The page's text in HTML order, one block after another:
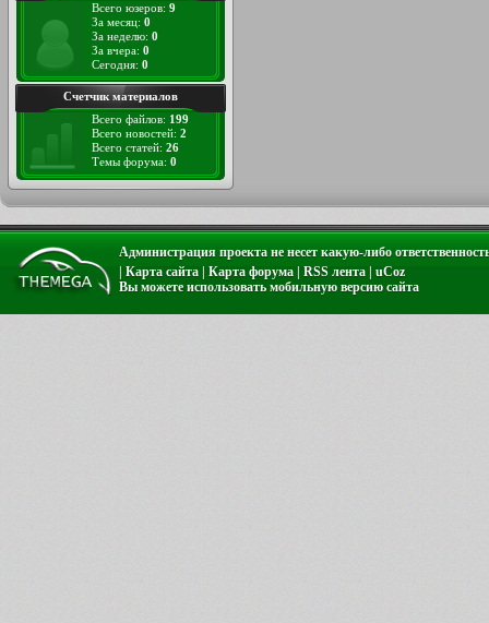
Всего юзеров: 9
За месяц: 0
За неделю: 0
За вчера: 0
Сегодня: 0
Счетчик материалов
Всего файлов: 199
Всего новостей: 2
Всего статей: 26
Темы форума: 0
Администрация проекта не несет какую-либо
Карта сайта Карта форума RSS лента
uCoz
Вы можете использовать мобильную версию сайта